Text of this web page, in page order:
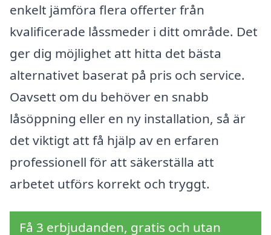
enkelt jämföra flera offerter från
kvalificerade låssmeder i ditt område. Det
ger dig möjlighet att hitta det bästa
alternativet baserat på pris och service.
Oavsett om du behöver en snabb
låsöppning eller en ny installation, så är
det viktigt att få hjälp av en erfaren
professionell för att säkerställa att
arbetet utförs korrekt och tryggt.
Få 3 erbjudanden, gratis och utan